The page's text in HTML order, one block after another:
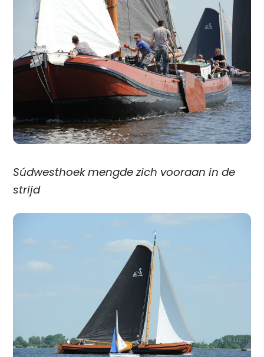
Súdwesthoek mengde zich vooraan in de
strijd